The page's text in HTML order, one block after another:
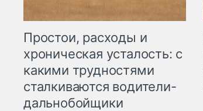
Простои, расходы и
хроническая усталость: с
какими трудностями
сталкиваются водители-
дальнобойщики